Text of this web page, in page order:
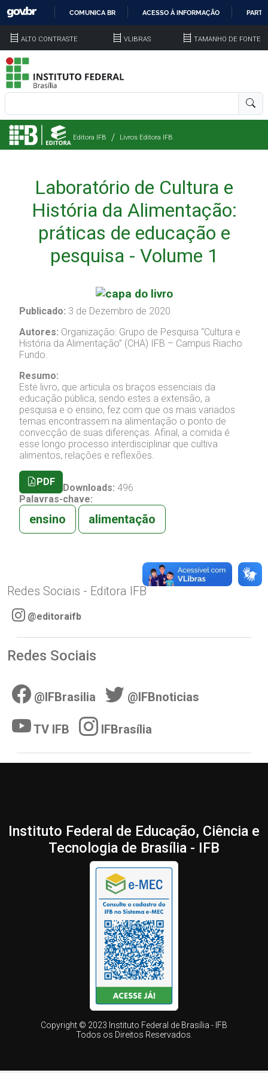
COMUNICA BR ACESSO À INFORMAÇÃO
ALTO CONTRASTE VLIBRAS TAMANHO DE FONTE
Editora IFB Livros Editora IFB
Laboratório de Cultura e
História da Alimentação:
práticas de educação e
pesquisa - Volume 1
Publicado: 3 de Dezembro de 2020
Autores: Organização: Grupo de Pesquisa “Cultura e
História da Alimentação” (CHA) IFB – Campus Riacho
Fundo.
Resumo:
Este livro, que articula os braços essenciais da
educação pública, sendo estes a extensão, a
pesquisa e o ensino, fez com que os mais variados
temas encontrassem na alimentação o ponto de
convecção de suas diferenças. Afinal, a comida é
esse longo processo interdisciplinar que cultiva
alimentos, relações e reflexões.
PDF
Downloads: 496
Palavras-chave:
ensino alimentação
Redes Sociais - Editora IFB
@editoraifb
Redes Sociais
@IFBrasilia @IFBnoticias
TV IFB IFBrasília
Instituto Federal de Educação, Ciência e
Tecnologia de Brasília - IFB
Copyright © 2023 Instituto Federal de Brasília - IFB
Todos os Direitos Reservados.